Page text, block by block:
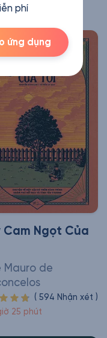
giờ 7 phút
Cam Ngọt Của
Mauro de
( 594 Nhận xét )
25 phút
phí
ứng dụng